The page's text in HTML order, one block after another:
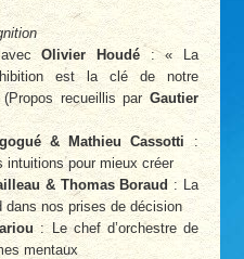
Olivier Houdé: « La
est la clé de notre
recueillis par Gautier
& Mathieu Cassotti :
intuitions pour mieux créer
& Thomas Boraud : La
dans nos prises de décision
: Le chef d’orchestre de
mentaux